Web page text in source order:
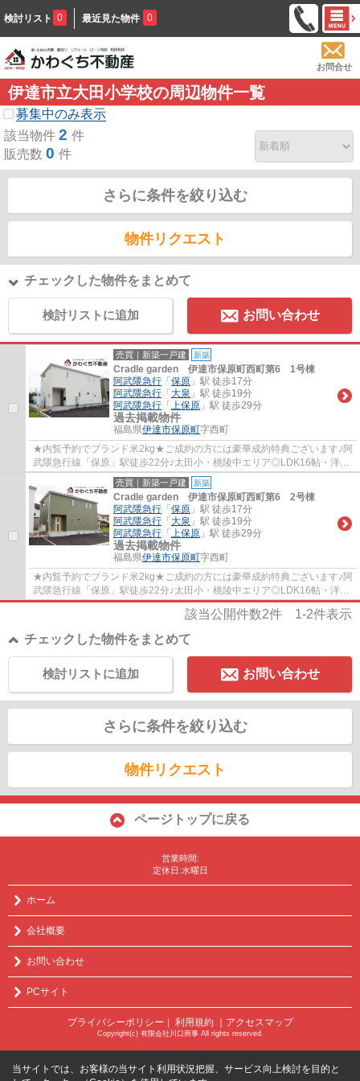
検討リスト 0 最近見た物件 0
お問合せ
伊達市立大田小学校の周辺物件一覧
募集中のみ表示
該当物件 2 件
販売数 0 件
さらに条件を絞り込む
物件リクエスト
チェックした物件をまとめて
検討リストに追加 お問い合わせ
売買｜新築一戸建 新築
Cradle garden 伊達市保原町西町第6 1号棟
阿武隈急行 「 保原 」駅 徒歩17分
阿武隈急行 「 大泉 」駅 徒歩19分
阿武隈急行 「 上保原 」駅 徒歩29分
過去掲載物件
福島県伊達市保原町字西町
★内覧予約でブランド米2kg★ご成約の方には豪華成約特典ございます♪阿
武隈急行線「保原」駅徒歩22分♪太田小・桃陵中エリア◎LDK16帖・洋室
3部屋・テレワークルーム☆閑静な住宅街☆全居室...
売買｜新築一戸建 新築
Cradle garden 伊達市保原町西町第6 2号棟
阿武隈急行 「 保原 」駅 徒歩17分
阿武隈急行 「 大泉 」駅 徒歩19分
阿武隈急行 「 上保原 」駅 徒歩29分
過去掲載物件
福島県伊達市保原町字西町
★内覧予約でブランド米2kg★ご成約の方には豪華成約特典ございます♪阿
武隈急行線「保原」駅徒歩22分♪太田小・桃陵中エリア◎LDK16帖・洋室
3部屋・和室☆閑静な住宅街☆全居室収納付き☆
該当公開件数2件 1-2件表示
チェックした物件をまとめて
お問い合わせ
検討リストに追加
さらに条件を絞り込む
物件リクエスト
ページトップに戻る
営業時間:
定休日:水曜日
ホーム
会社概要
お問い合わせ
PCサイト
プライバシーポリシー ｜ 利用規約 ｜アクセスマップ
Copyright(c) 有限会社川口商事 All rights reserved.
当サイトでは、お客様の当サイト利用状況把握、サービス向上検討を目的と